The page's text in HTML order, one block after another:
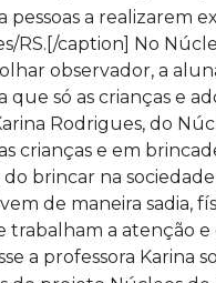
RS.[/caption] No
observador, a
que só as crianças e
Rodrigues, do
crianças e em
brincar na
de maneira
a atenção
a professora